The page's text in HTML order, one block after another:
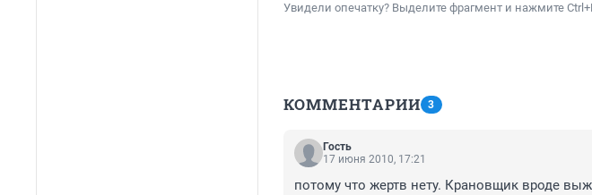
Увидели опечатку? Выделите фрагмент и нажмите
КОММЕНТАРИИ 3
Гость
17 июня 2010, 17:21
потому что жертв нету. Крановщик вроде